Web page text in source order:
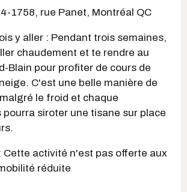
1758, rue Panet, Montréal QC
y aller : Pendant trois semaines,
chaudement et te rendre au
Blain pour profiter de cours de
C'est une belle manière de
le froid et chaque
siroter une tisane sur place
Cette activité n'est pas offerte aux
réduite